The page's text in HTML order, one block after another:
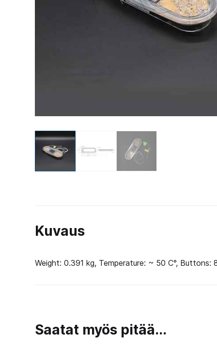
Kuvaus
Weight: 0.391 kg, Temperature: ~ 50 C°, Buttons:
Saatat myös pitää...